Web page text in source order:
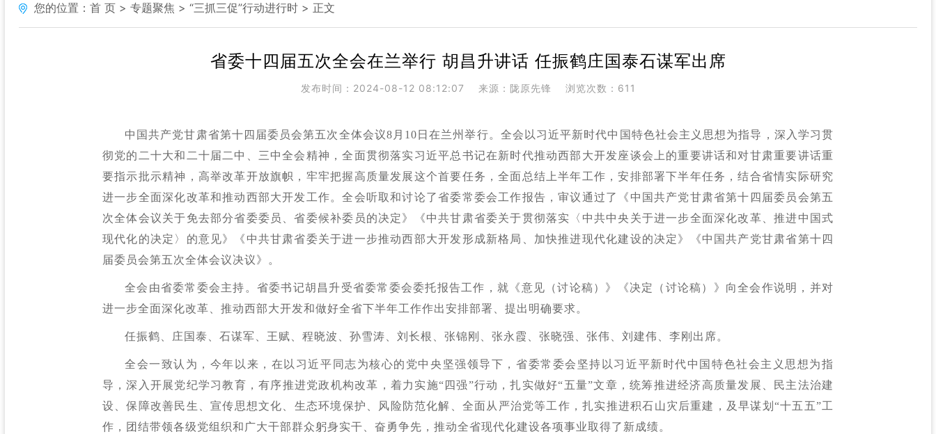
您的位置： 首 页 专题聚焦 “三抓三促”行动进行时 正文
省委十四届五次全会在兰举行 胡昌升讲话 任振鹤庄国泰石谋军出席
发布时间：2024-08-12 08:12:07 来源：陇原先锋 浏览次数：611
中国共产党甘肃省第十四届委员会第五次全体会议8月10日在兰州举行。全会以习近平新时代中国特色社会主义思想为指导，深入学习贯
彻党的二十大和二十届二中、三中全会精神，全面贯彻落实习近平总书记在新时代推动西部大开发座谈会上的重要讲话和对甘肃重要讲话重
要指示批示精神，高举改革开放旗帜，牢牢把握高质量发展这个首要任务，全面总结上半年工作，安排部署下半年任务，结合省情实际研究
进一步全面深化改革和推动西部大开发工作。全会听取和讨论了省委常委会工作报告，审议通过了《中国共产党甘肃省第十四届委员会第五
次全体会议关于免去部分省委委员、省委候补委员的决定》《中共甘肃省委关于贯彻落实〈中共中央关于进一步全面深化改革、推进中国式
现代化的决定〉的意见》《中共甘肃省委关于进一步推动西部大开发形成新格局、加快推进现代化建设的决定》《中国共产党甘肃省第十四
届委员会第五次全体会议决议》。
全会由省委常委会主持。省委书记胡昌升受省委常委会委托报告工作，就《意见（讨论稿）》《决定（讨论稿）》向全会作说明，并对
进一步全面深化改革、推动西部大开发和做好全省下半年工作作出安排部署、提出明确要求。
任振鹤、庄国泰、石谋军、王赋、程晓波、孙雪涛、刘长根、张锦刚、张永霞、张晓强、张伟、刘建伟、李刚出席。
全会一致认为，今年以来，在以习近平同志为核心的党中央坚强领导下，省委常委会坚持以习近平新时代中国特色社会主义思想为指
导，深入开展党纪学习教育，有序推进党政机构改革，着力实施“四强”行动，扎实做好“五量”文章，统筹推进经济高质量发展、民主法治建
设、保障改善民生、宣传思想文化、生态环境保护、风险防范化解、全面从严治党等工作，扎实推进积石山灾后重建，及早谋划“十五五”工
作，团结带领各级党组织和广大干部群众躬身实干、奋勇争先，推动全省现代化建设各项事业取得了新成绩。